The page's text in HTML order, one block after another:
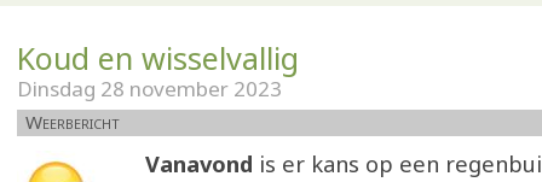
Koud en wisselvallig
Dinsdag 28 november 2023
Weerbericht
Vanavond is er kans op een